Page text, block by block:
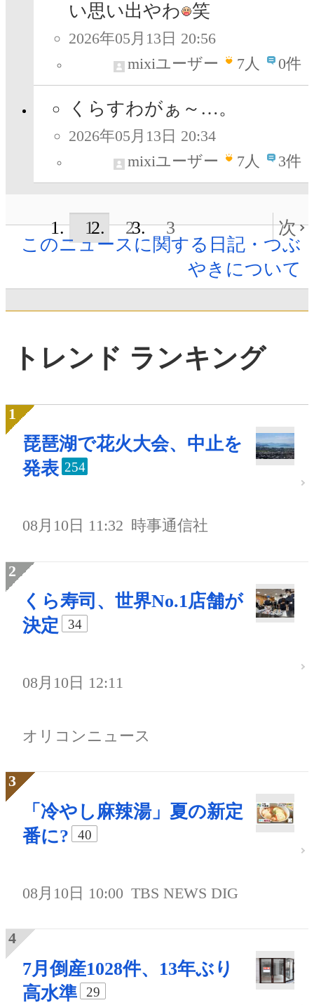
い思い出やわ
笑
2026年05月13日 20:56
mixiユーザー
7人 0件
くらすわがぁ～…。
2026年05月13日 20:34
mixiユーザー
7人 3件
1 2 3
次
このニュースに関する日記・つぶ
やきについて
トレンド ランキング
琵琶湖で花火大会、中止を
発表 254
08月10日 11:32 時事通信社
くら寿司、世界No.1店舗が
決定
34
08月10日 12:11
オリコンニュース
「冷やし麻辣湯」夏の新定
番に?
40
08月10日 10:00 TBS NEWS DIG
7月倒産1028件、13年ぶり
高水準
29